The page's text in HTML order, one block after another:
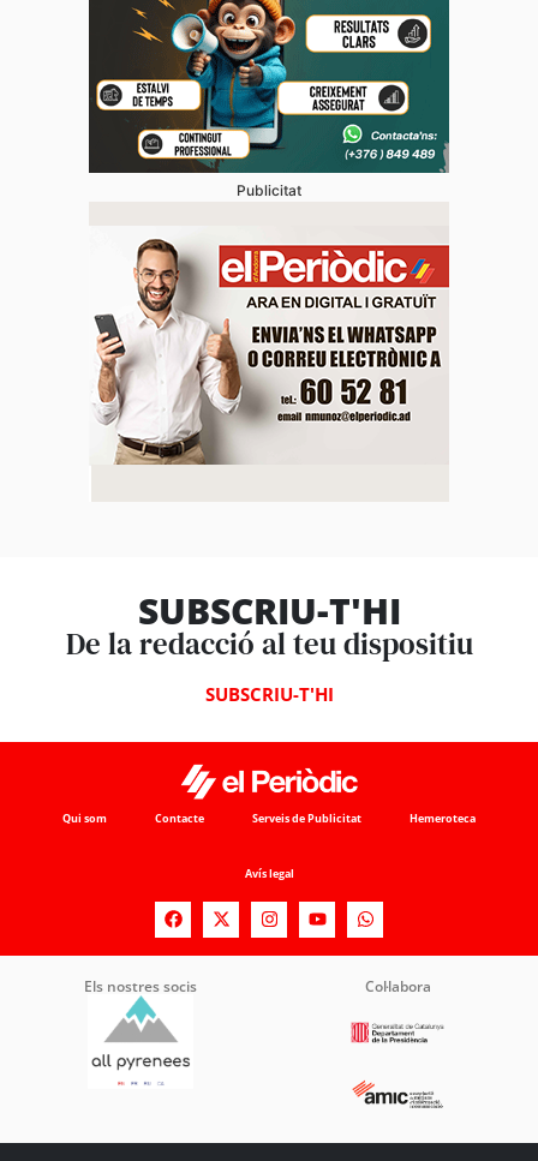
Publicitat
SUBSCRIU-T'HI
De la redacció al teu dispositiu
SUBSCRIU-T'HI
Qui som Contacte Serveis de Publicitat Hemeroteca
Avís legal
Els nostres socis Col·labora